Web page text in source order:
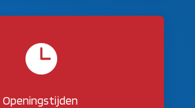

Openingstijden